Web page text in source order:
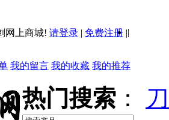
网上商城! 请登录 | 免费注册 ||
我的留言 我的收藏 我的推荐
热门搜索 ：